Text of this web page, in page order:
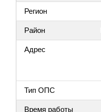
Регион
Район
Адрес
Тип ОПС
Время работы